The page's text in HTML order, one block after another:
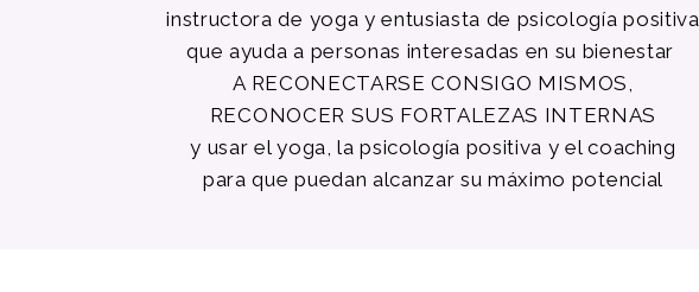
instructora de yoga y entusiasta de psicología positiva
que ayuda a personas interesadas en su bienestar
A RECONECTARSE CONSIGO MISMOS,
RECONOCER SUS FORTALEZAS INTERNAS
y usar el yoga, la psicología positiva y el coaching
para que puedan alcanzar su máximo potencial